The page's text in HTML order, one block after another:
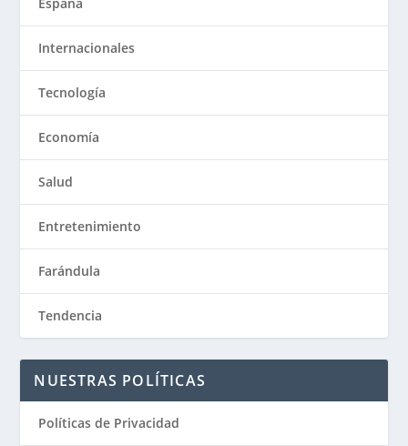
Internacionales
Tecnología
Economía
Salud
Entretenimiento
Farándula
Tendencia
NUESTRAS POLÍTICAS
Políticas de Privacidad